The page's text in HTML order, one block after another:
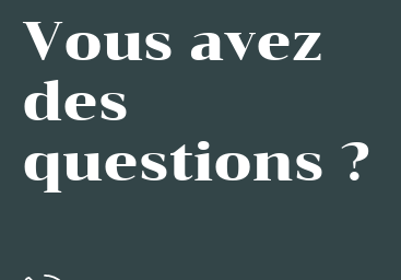
Vous avez
des
questions ?